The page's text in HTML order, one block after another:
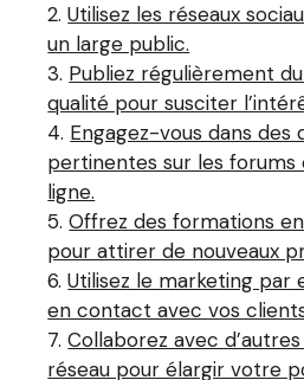
Utilisez les réseaux
un large public.
Publiez régulièrement
qualité pour susciter
Engagez-vous dans des
pertinentes sur les forums
ligne.
Offrez des formations
pour attirer de nouveaux
Utilisez le marketing
en contact avec vos
Collaborez avec
réseau pour élargir votre